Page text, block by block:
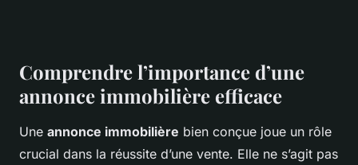
Comprendre l’importance d’une
annonce immobilière efficace
Une annonce immobilière bien conçue joue un rôle
crucial dans la réussite d’une vente. Elle ne s’agit pas